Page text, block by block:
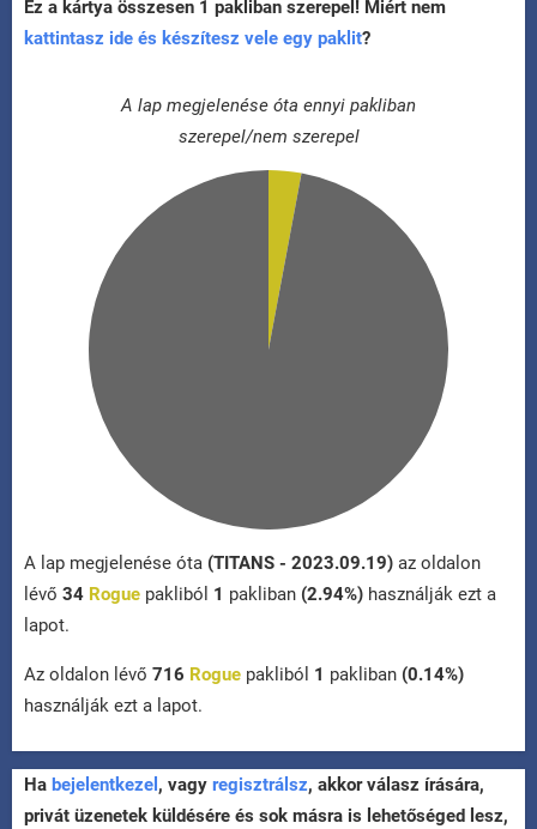
Ez a kártya összesen 1 pakliban szerepel! Miért nem
kattintasz ide és készítesz vele egy paklit?
A lap megjelenése óta ennyi pakliban
szerepel/nem szerepel
A lap megjelenése óta (TITANS - 2023.09.19) az oldalon
lévő 34 Rogue pakliból 1 pakliban (2.94%) használják ezt a
lapot.
Az oldalon lévő 716 Rogue pakliból 1 pakliban (0.14%)
használják ezt a lapot.
Ha bejelentkezel , vagy regisztrálsz, akkor válasz írására,
privát üzenetek küldésére és sok másra is lehetőséged lesz,